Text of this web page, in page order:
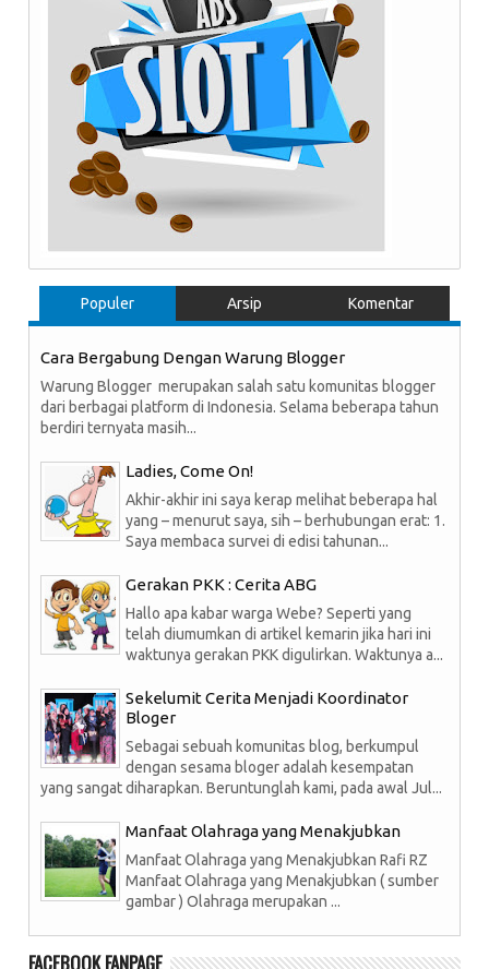
Populer Arsip Komentar
Cara Bergabung Dengan Warung Blogger
Warung Blogger merupakan salah satu komunitas blogger
dari berbagai platform di Indonesia. Selama beberapa tahun
berdiri ternyata masih...
Ladies, Come On!
Akhir-akhir ini saya kerap melihat beberapa hal
yang – menurut saya, sih – berhubungan erat: 1.
Saya membaca survei di edisi tahunan...
Gerakan PKK : Cerita ABG
Hallo apa kabar warga Webe? Seperti yang
telah diumumkan di artikel kemarin jika hari ini
waktunya gerakan PKK digulirkan. Waktunya a...
Sekelumit Cerita Menjadi Koordinator
Bloger
Sebagai sebuah komunitas blog, berkumpul
dengan sesama bloger adalah kesempatan
yang sangat diharapkan. Beruntunglah kami, pada awal Jul...
Manfaat Olahraga yang Menakjubkan
Manfaat Olahraga yang Menakjubkan Rafi RZ
Manfaat Olahraga yang Menakjubkan ( sumber
gambar ) Olahraga merupakan ...
FACEBOOK FANPAGE